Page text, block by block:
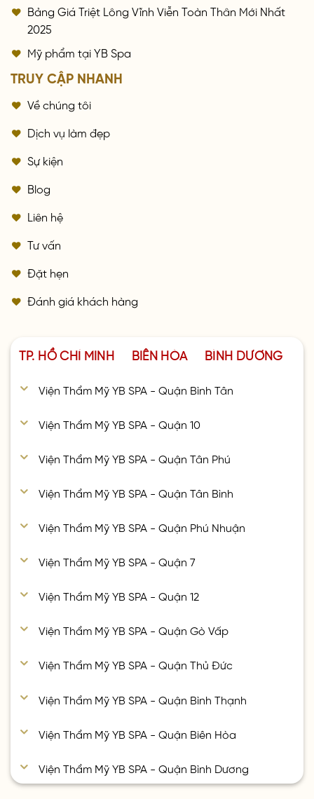
Bảng Giá Triệt Lông Vĩnh Viễn Toàn Thân Mới Nhất
2025
Mỹ phẩm tại YB Spa
TRUY CẬP NHANH
Về chúng tôi
Dịch vụ làm đẹp
Sự kiện
Blog
Liên hệ
Tư vấn
Đặt hẹn
Đánh giá khách hàng
TP. HỒ CHÍ MINH BIÊN HÒA BÌNH DƯƠNG
Viện Thẩm Mỹ YB SPA - Quận Bình Tân
Viện Thẩm Mỹ YB SPA - Quận 10
Viện Thẩm Mỹ YB SPA - Quận Tân Phú
Viện Thẩm Mỹ YB SPA - Quận Tân Bình
Viện Thẩm Mỹ YB SPA - Quận Phú Nhuận
Viện Thẩm Mỹ YB SPA - Quận 7
Viện Thẩm Mỹ YB SPA - Quận 12
Viện Thẩm Mỹ YB SPA - Quận Gò Vấp
Viện Thẩm Mỹ YB SPA - Quận Thủ Đức
Viện Thẩm Mỹ YB SPA - Quận Bình Thạnh
Viện Thẩm Mỹ YB SPA - Quận Biên Hòa
Viện Thẩm Mỹ YB SPA - Quận Bình Dương